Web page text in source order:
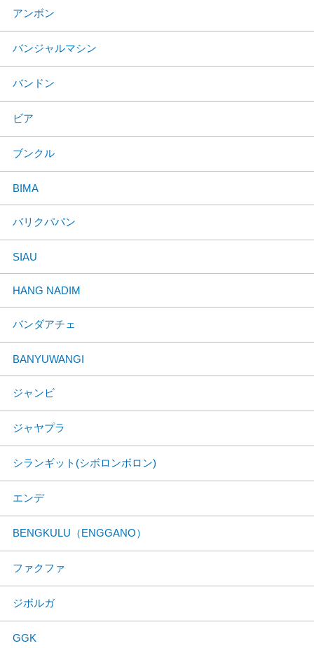
アンボン
バンジャルマシン
バンドン
ビア
ブンクル
BIMA
バリクパパン
SIAU
HANG NADIM
バンダアチェ
BANYUWANGI
ジャンビ
ジャヤプラ
シランギット(シボロンボロン)
エンデ
BENGKULU（ENGGANO）
ファクファ
ジボルガ
GGK